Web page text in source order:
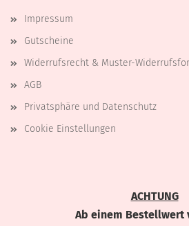
Impressum
Gutscheine
Widerrufsrecht & Muster-
AGB
Privatsphäre und Datenschutz
Cookie Einstellungen
ACHTUNG
Ab einem Bestellwert